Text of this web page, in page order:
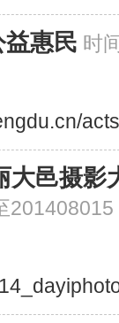
惠民 时
大邑摄影
201408015